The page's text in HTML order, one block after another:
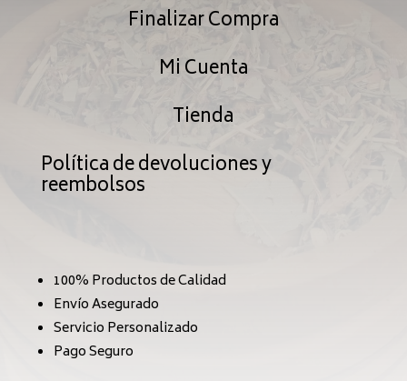
Finalizar Compra
Mi Cuenta
Tienda
Política de devoluciones y
reembolsos
100% Productos de Calidad
Envío Asegurado
Servicio Personalizado
Pago Seguro